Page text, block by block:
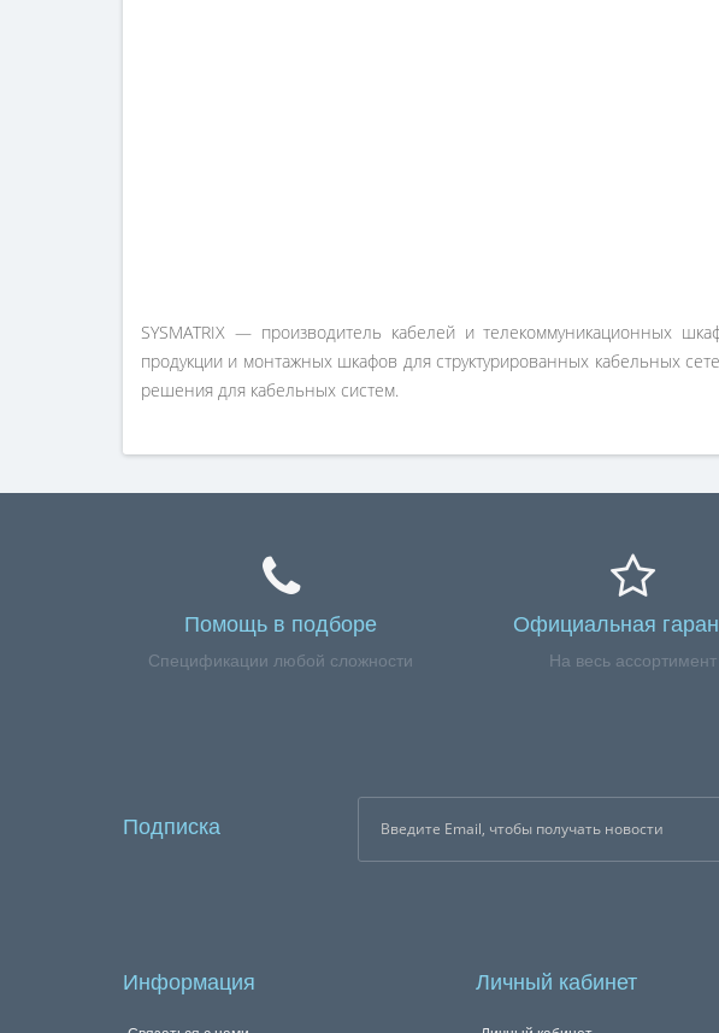
SYSMATRIX — производитель кабелей и телекоммуникационных
продукции и монтажных шкафов для структурированных кабельных
решения для кабельных систем.
Помощь в подборе
Спецификации любой сложности
Официальная
На весь ассортимент
Подписка
Информация Личный кабинет